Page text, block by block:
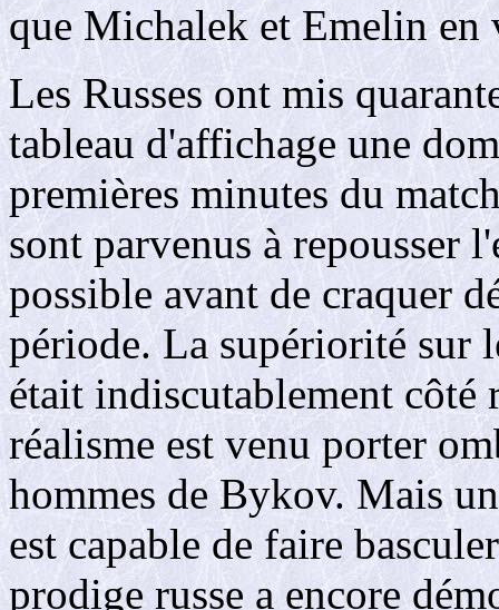
que Michalek et Emelin en
Les Russes ont mis
tableau d'affichage une
premières minutes du
sont parvenus à repousser
possible avant de craquer
période. La supériorité sur
était indiscutablement côté
réalisme est venu porter
hommes de Bykov. Mais
est capable de faire
prodige russe a encore